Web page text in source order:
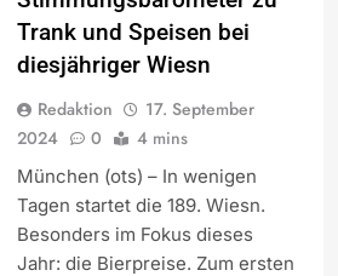
Trank und Speisen bei
diesjähriger Wiesn
Redaktion
17. September
2024
0 4 mins
München (ots) – In wenigen
Tagen startet die 189. Wiesn.
Besonders im Fokus dieses
Jahr: die Bierpreise. Zum ersten